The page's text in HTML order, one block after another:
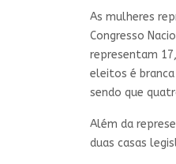
As mulheres
Congresso
representam
eleitos é branca
sendo que
Além da
duas casas